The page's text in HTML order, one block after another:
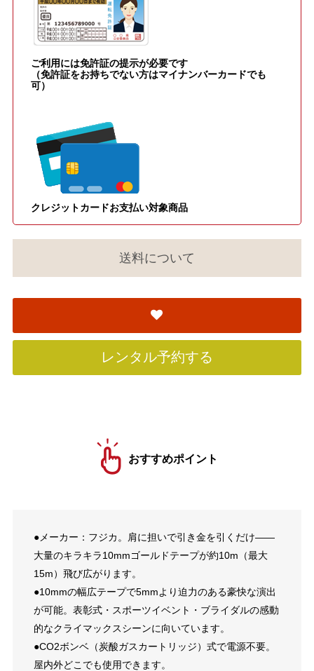
ご利用には免許証の提示が必要です
（免許証をお持ちでない方はマイナンバーカードでも
可）
クレジットカードお支払い対象商品
送料について
レンタル予約する
おすすめポイント
●メーカー：フジカ。肩に担いで引き金を引くだけ——
大量のキラキラ10mmゴールドテープが約10m（最大
15m）飛び広がります。
●10mmの幅広テープで5mmより迫力のある豪快な演出
が可能。表彰式・スポーツイベント・ブライダルの感動
的なクライマックスシーンに向いています。
●CO2ボンベ（炭酸ガスカートリッジ）式で電源不要。
屋内外どこでも使用できます。